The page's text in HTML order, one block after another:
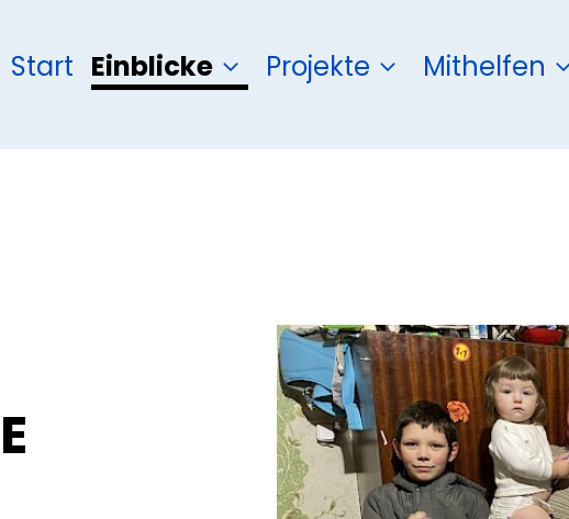
Start Einblicke Projekte Mithelfen